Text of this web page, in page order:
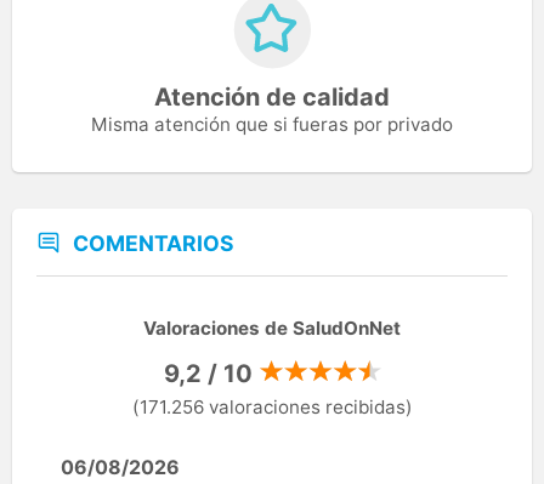
Atención de calidad
Misma atención que si fueras por privado
COMENTARIOS
Valoraciones de SaludOnNet
9,2 / 10
(171.256 valoraciones recibidas)
06/08/2026